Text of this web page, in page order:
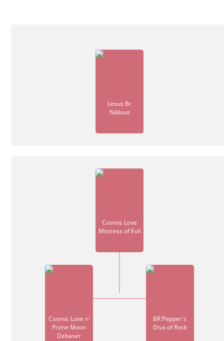
Lexus Br
Niklaus
Cosmic Love
Mistress of Evil
Cosmic Love n'
Prime Moon
Debaser
BR Pepper's
Diva of Rock